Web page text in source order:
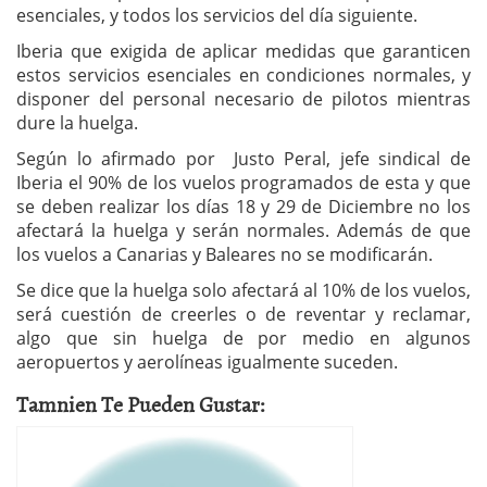
esenciales, y todos los servicios del día siguiente.
Iberia que exigida de aplicar medidas que garanticen
estos servicios esenciales en condiciones normales, y
disponer del personal necesario de pilotos mientras
dure la huelga.
Según lo afirmado por Justo Peral, jefe sindical de
Iberia el 90% de los vuelos programados de esta y que
se deben realizar los días 18 y 29 de Diciembre no los
afectará la huelga y serán normales. Además de que
los vuelos a Canarias y Baleares no se modificarán.
Se dice que la huelga solo afectará al 10% de los vuelos,
será cuestión de creerles o de reventar y reclamar,
algo que sin huelga de por medio en algunos
aeropuertos y aerolíneas igualmente suceden.
Tamnien Te Pueden Gustar: